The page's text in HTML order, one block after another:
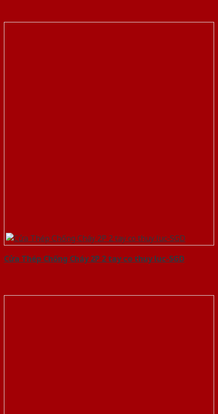
Cửa Thép Chống Cháy 2P 2 tay co thuy luc-SGD